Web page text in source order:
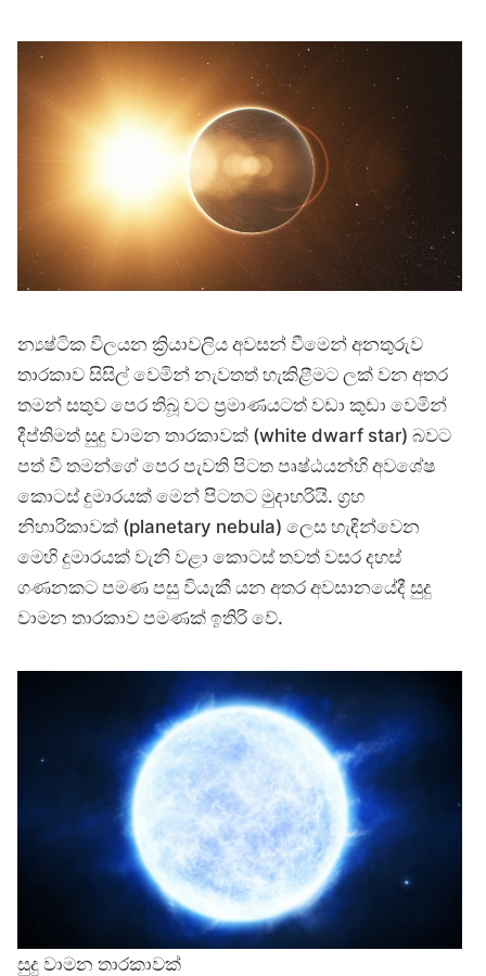
න්‍යෂ්ටික විලයන ක්‍රියාවලිය අවසන් වීමෙන් අනතුරුව
තාරකාව සිසිල් වෙමින් නැවතත් හැකිළීමට ලක් වන අතර
තමන් සතුව පෙර තිබූ වට ප්‍රමාණයටත් වඩා කුඩා වෙමින්
දීප්තිමත් සුදු වාමන තාරකාවක් (white dwarf star) බවට
පත් වී තමන්ගේ පෙර පැවති පිටත පෘෂ්ඨයන්හි අවශේෂ
කොටස් දුමාරයක් මෙන් පිටතට මුදාහරියි. ග්‍රහ
නිහාරිකාවක් (planetary nebula) ලෙස හැඳින්වෙන
මෙහි දුමාරයක් වැනි වළා කොටස් තවත් වසර දහස්
ගණනකට පමණ පසු වියැකී යන අතර අවසානයේදී සුදු
වාමන තාරකාව පමණක් ඉතිරි වේ.
සුදු වාමන තාරකාවක්